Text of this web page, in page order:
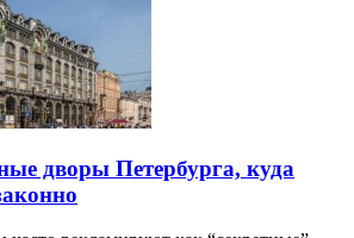
дворы Петербурга, куда